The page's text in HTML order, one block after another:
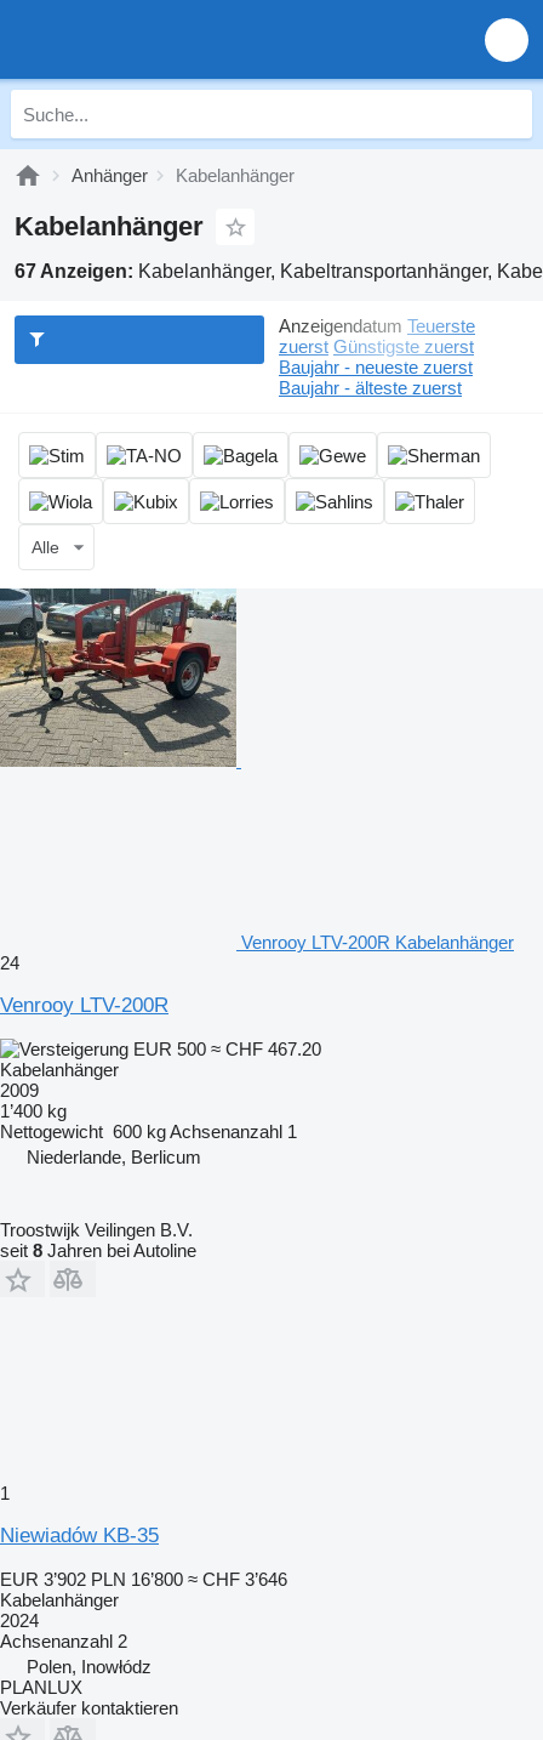
Anhänger Kabelanhänger
Kabelanhänger
67 Anzeigen: Kabelanhänger, Kabeltransportanhänger,
Anzeigendatum Teuerste
zuerst Günstigste zuerst
Baujahr - neueste zuerst
Baujahr - älteste zuerst
Alle
Venrooy LTV-200R Kabelanhänger
24
Venrooy LTV-200R
EUR 500 ≈ CHF 467.20
Kabelanhänger
2009
1’400 kg
Nettogewicht 600 kgAchsenanzahl 1
Niederlande, Berlicum
Troostwijk Veilingen B.V.
seit 8 Jahren bei Autoline
1
Niewiadów KB-35
EUR 3’902 PLN 16’800 ≈ CHF 3’646
Kabelanhänger
2024
Achsenanzahl 2
Polen, Inowłódz
PLANLUX
Verkäufer kontaktieren